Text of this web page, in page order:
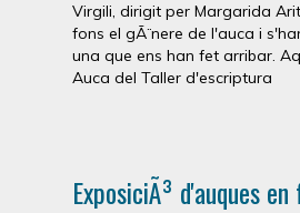
Virgili, dirigit per Margarida
fons el gÃ¨nere de l'auca i
una que ens han fet arribar.
Auca del Taller d'escriptura
ExposiciÃ³ d'auques